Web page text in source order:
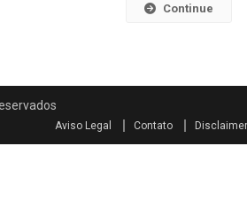
Continue
Aviso Legal Contato Disclaimer